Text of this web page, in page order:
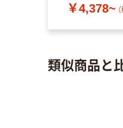
￥4,378~
類似商品と